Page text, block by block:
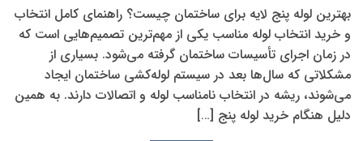
بهترین لوله پنج لایه برای ساختمان چیست؟ راهنمای کامل انتخاب
و خرید انتخاب لوله مناسب یکی از مهم‌ترین تصمیم‌هایی است که
در زمان اجرای تأسیسات ساختمان گرفته می‌شود. بسیاری از
مشکلاتی که سال‌ها بعد در سیستم لوله‌کشی ساختمان ایجاد
می‌شوند، ریشه در انتخاب نامناسب لوله و اتصالات دارند. به همین
دلیل هنگام خرید لوله پنج […]